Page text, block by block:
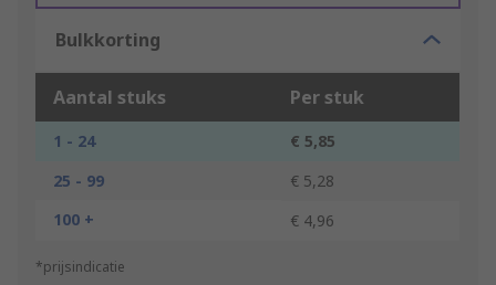
Bulkkorting
Aantal stuks Per stuk
1 - 24
€ 5,85
25 - 99
€ 5,28
100 +
€ 4,96
*prijsindicatie